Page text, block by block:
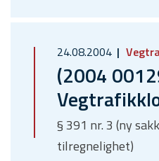
24.08.2004
(2004
§ 391 nr. 3 (ny
tilregnelighet)